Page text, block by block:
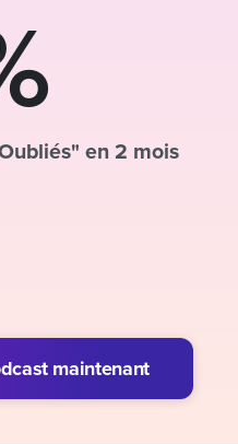
en 2 mois
maintenant